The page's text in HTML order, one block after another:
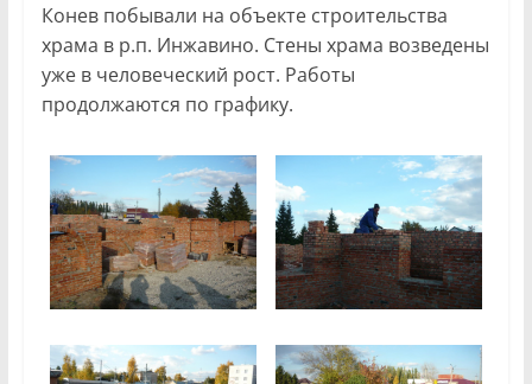
Конев побывали на объекте строительства
храма в р.п. Инжавино. Стены храма возведены
уже в человеческий рост. Работы
продолжаются по графику.